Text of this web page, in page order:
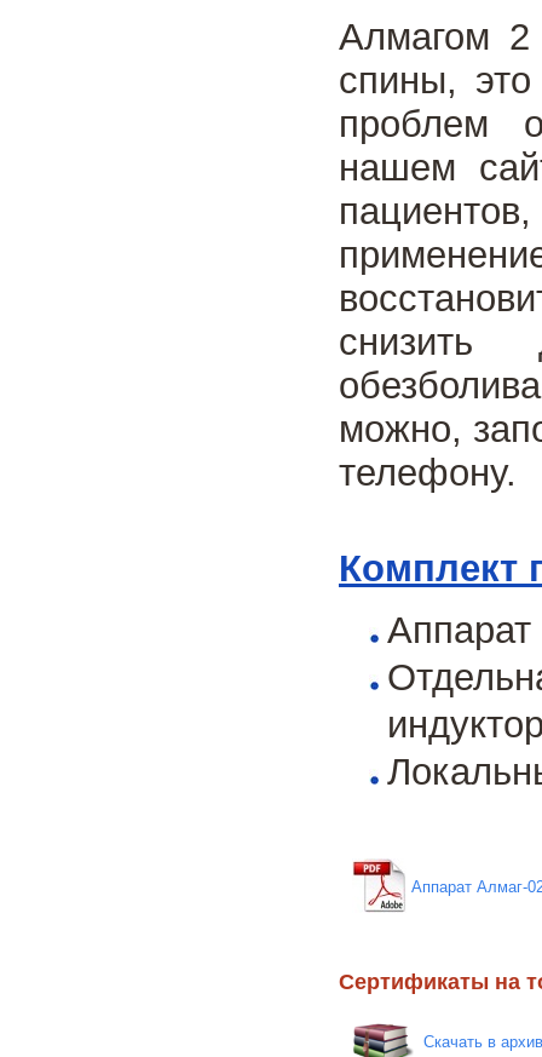
Алмагом 2
спины,
проблем
нашем
снизить
можно,
телефону.
Комплект
Аппарат Алмаг-
Сертификаты на
Скачать в